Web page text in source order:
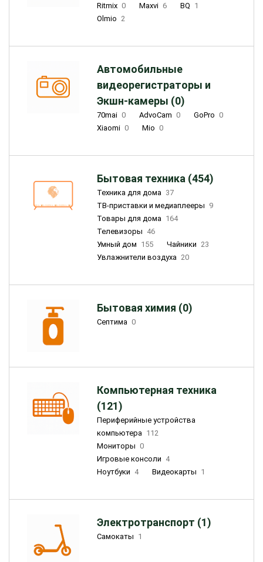
Ritmix 0 Maxvi 6 BQ 1
Olmio 2
Автомобильные
видеорегистраторы и
Экшн-камеры (0)
70mai 0 AdvoCam 0 GoPro 0
Xiaomi 0 Mio 0
Бытовая техника (454)
Техника для дома 37
ТВ-приставки и медиаплееры 9
Товары для дома 164
Телевизоры 46
Умный дом 155 Чайники 23
Увлажнители воздуха 20
Бытовая химия (0)
Септима 0
Компьютерная техника
(121)
Периферийные устройства
компьютера 112
Мониторы 0
Игровые консоли 4
Ноутбуки 4 Видеокарты 1
Электротранспорт (1)
Самокаты 1